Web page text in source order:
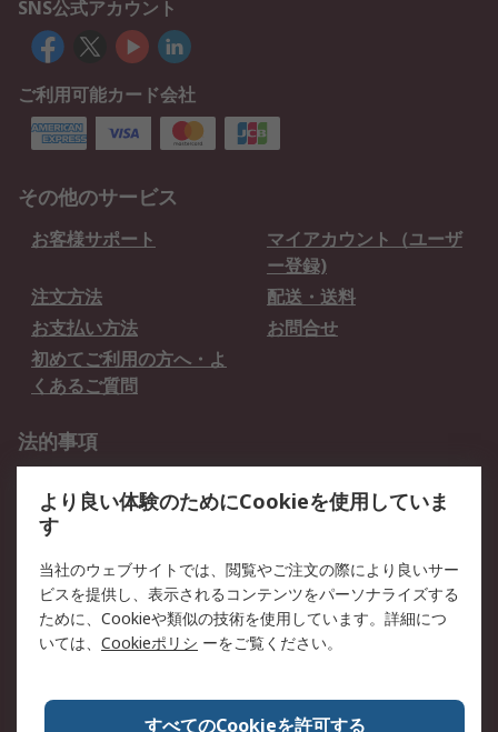
SNS公式アカウント
ご利用可能カード会社
その他のサービス
お客様サポート
マイアカウント（ユーザ
ー登録)
注文方法
配送・送料
お支払い方法
お問合せ
初めてご利用の方へ・よ
くあるご質問
法的事項
クッキーポリシー
RSについて
会社概要
採用情報
プレスリリース＆お知ら
コーポレートサイト
全世界のRS
RSの歴史
より良い体験のためにCookieを使用していま
す
当社のウェブサイトでは、閲覧やご注文の際により良いサー
ビスを提供し、表示されるコンテンツをパーソナライズする
ために、Cookieや類似の技術を使用しています。詳細につ
いては、 Cookieポリシ ーをご覧ください。
すべてのCookieを許可する